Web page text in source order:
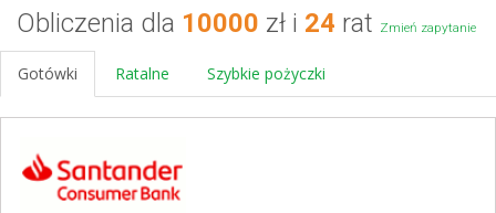
Obliczenia dla 10000 zł i 24 rat Zmień zapytanie
Gotówki Ratalne Szybkie pożyczki